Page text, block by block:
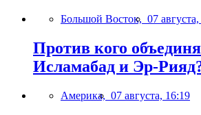
Большой Восток, 07
Против кого
Исламабад и Эр-
Америка, 07 августа, 16:19